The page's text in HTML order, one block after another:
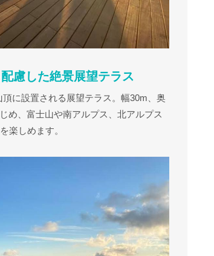
慮した絶景展望テラス
に設置される展望テラス。幅30m、奥
め、富士山や南アルプス、北アルプス
楽しめます。